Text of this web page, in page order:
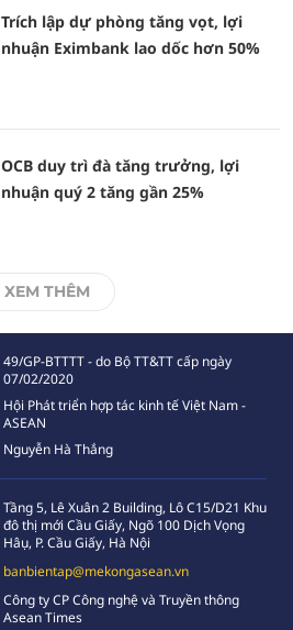
Trích lập dự phòng tăng vọt, lợi
nhuận Eximbank lao dốc hơn 50%
OCB duy trì đà tăng trưởng, lợi
nhuận quý 2 tăng gần 25%
XEM THÊM
49/GP-BTTTT - do Bộ TT&TT cấp ngày
07/02/2020
Hội Phát triển hợp tác kinh tế Việt Nam -
ASEAN
Nguyễn Hà Thắng
Tầng 5, Lê Xuân 2 Building, Lô C15/D21 Khu
đô thị mới Cầu Giấy, Ngõ 100 Dịch Vọng
Hâụ, P. Cầu Giấy, Hà Nội
banbientap@mekongasean.vn
Công ty CP Công nghệ và Truyền thông
Asean Times